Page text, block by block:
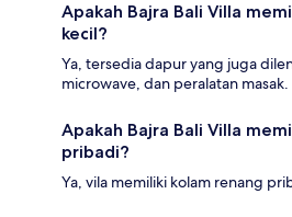
Apakah Bajra Bali Villa
kecil?
Ya, tersedia dapur yang juga
microwave, dan peralatan masak.
Apakah Bajra Bali Villa
pribadi?
Ya, vila memiliki kolam renang